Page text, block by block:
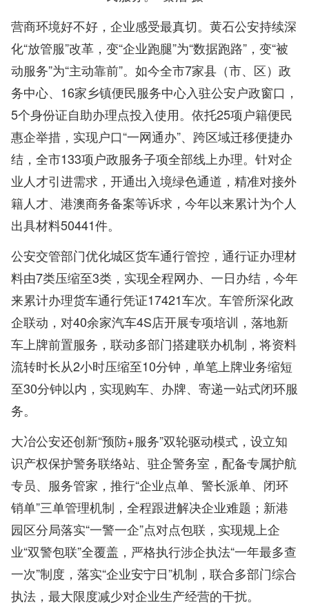
营商环境好不好，企业感受最真切。黄石公安持续深
化“放管服”改革，变“企业跑腿”为“数据跑路”，变“被
动服务”为“主动靠前”。如今全市7家县（市、区）政
务中心、16家乡镇便民服务中心入驻公安户政窗口，
5个身份证自助办理点投入使用。依托25项户籍便民
惠企举措，实现户口“一网通办”、跨区域迁移便捷办
结，全市133项户政服务子项全部线上办理。针对企
业人才引进需求，开通出入境绿色通道，精准对接外
籍人才、港澳商务备案等诉求，今年以来累计为个人
出具材料50441件。
公安交管部门优化城区货车通行管控，通行证办理材
料由7类压缩至3类，实现全程网办、一日办结，今年
来累计办理货车通行凭证17421车次。车管所深化政
企联动，对40余家汽车4S店开展专项培训，落地新
车上牌前置服务，联动多部门搭建联办机制，将资料
流转时长从2小时压缩至10分钟，单笔上牌业务缩短
至30分钟以内，实现购车、办牌、寄递一站式闭环服
务。
大冶公安还创新“预防+服务”双轮驱动模式，设立知
识产权保护警务联络站、驻企警务室，配备专属护航
专员、服务管家，推行“企业点单、警长派单、闭环
销单”三单管理机制，全程跟进解决企业难题；新港
园区分局落实“一警一企”点对点包联，实现规上企
业“双警包联”全覆盖，严格执行涉企执法“一年最多查
一次”制度，落实“企业安宁日”机制，联合多部门综合
执法，最大限度减少对企业生产经营的干扰。